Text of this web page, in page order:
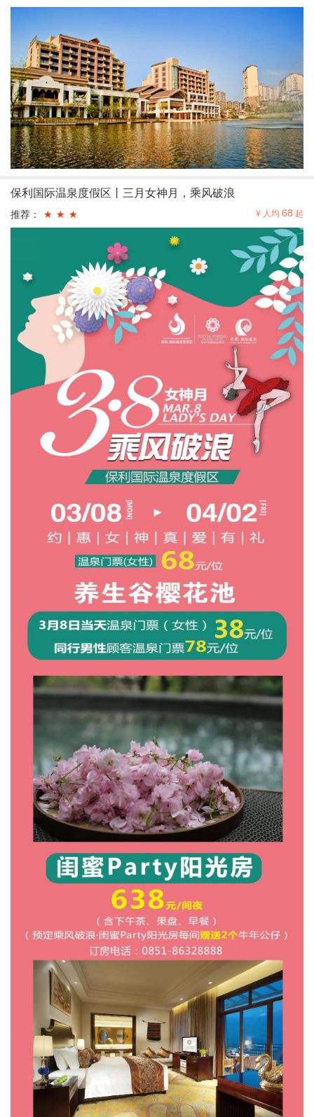
保利国际温泉度假区丨三月女神月，乘风破浪
推荐： ★ ★ ★ ¥ 人均 68 起